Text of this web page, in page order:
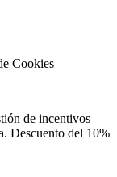
Cookies
de incentivos
Descuento del 10%